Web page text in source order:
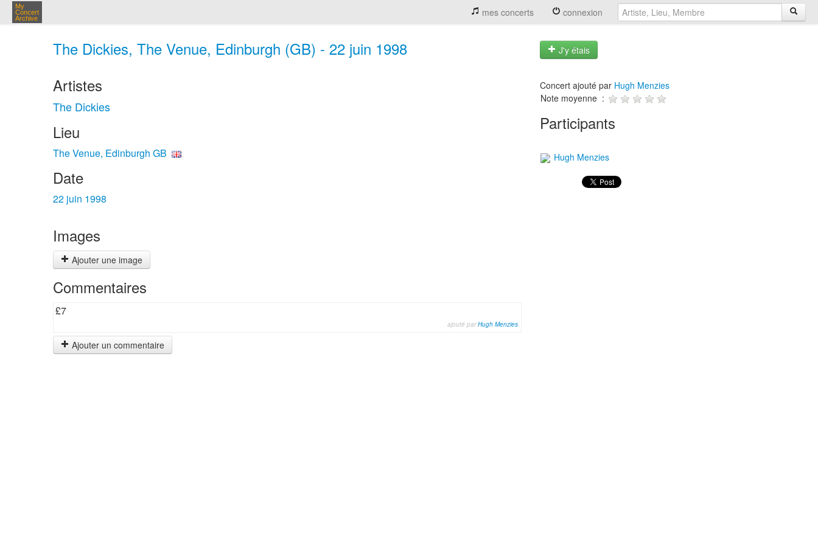
My
Concert
Archive
mes concerts connexion
The Dickies, The Venue, Edinburgh (GB) - 22 juin 1998 J'y étais
Artistes
The Dickies
Lieu
The Venue, Edinburgh GB
Date
22 juin 1998
Images
Ajouter une image
Commentaires
£7
ajouté parHugh Menzies
Ajouter un commentaire
Concert ajouté par Hugh Menzies
Note moyenne :
Participants
Hugh Menzies